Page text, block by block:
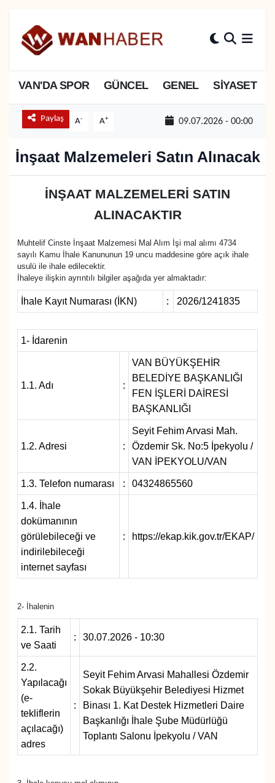
VAN'DA SPOR GÜNCEL GENEL SİYASET
Paylaş A- A+ 09.07.2026 - 00:00
İnşaat Malzemeleri Satın Alınacak
İNŞAAT MALZEMELERİ SATIN
ALINACAKTIR
Muhtelif Cinste İnşaat Malzemesi Mal Alım İşi mal alımı 4734
sayılı Kamu İhale Kanununun 19 uncu maddesine göre açık ihale
usulü ile ihale edilecektir.
İhaleye ilişkin ayrıntılı bilgiler aşağıda yer almaktadır:
İhale Kayıt Numarası (İKN) : 2026/1241835
1- İdarenin
1.1. Adı :
VAN BÜYÜKŞEHİR
BELEDİYE BAŞKANLIĞI
FEN İŞLERİ DAİRESİ
BAŞKANLIĞI
1.2. Adresi :
Seyit Fehim Arvasi Mah.
Özdemir Sk. No:5 İpekyolu /
VAN İPEKYOLU/VAN
1.3. Telefon numarası : 04324865560
1.4. İhale
dokümanının
görülebileceği ve
indirilebileceği
internet sayfası
: https://ekap.kik.gov.tr/EKAP/
2- İhalenin
2.1. Tarih
ve Saati
: 30.07.2026 - 10:30
2.2.
Yapılacağı
(e-
tekliflerin
açılacağı)
adres
:
Seyit Fehim Arvasi Mahallesi Özdemir
Sokak Büyükşehir Belediyesi Hizmet
Binası 1. Kat Destek Hizmetleri Daire
Başkanlığı İhale Şube Müdürlüğü
Toplantı Salonu İpekyolu / VAN
3.SAYFA
BİLİM VE TEKNOLOJİ
ÇEVRE
Dernekler, Odalar
Diğer
DÜNYA
EKONOMİ
Eleman
En çok konuşulanlar
GENEL
Güncel
Gündem
Haber
HABERDE İNSAN
İngilizce
Kamu Alımları
Van Nöbetçi Eczaneler
Van Namaz Vakitleri
Tüm Manşetler
Haber Arşivi